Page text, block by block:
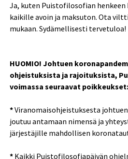
Ja, kuten Puistofilosofian henkeen
kaikille avoin ja maksuton. Ota
mukaan. Sydämellisesti tervetuloa!
HUOMIO! Johtuen
ohjeistuksista ja rajoituksista,
voimassa seuraavat poikkeukset:
*Viranomaisohjeistuksesta
joutuu antamaan nimensä ja
järjestäjille mahdollisen
* Kaikki Puistofilosofiapäivän